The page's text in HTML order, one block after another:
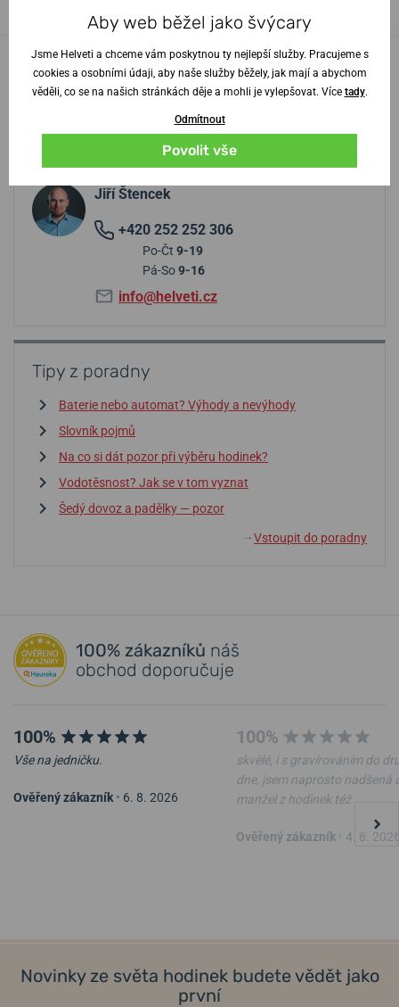
11 900 Kč 6 500 Kč
Potřebujete radu? Obraťte se na
Jiří Štencek
+420 252 252 306
Po-Čt 9-19
Pá-So9-16
info@helveti.cz
Tipy z poradny
Baterie nebo automat? Výhody a nevýhody
Slovník pojmů
Na co si dát pozor při výběru hodinek?
Vodotěsnost? Jak se v tom vyznat
Šedý dovoz a padělky — pozor
↓ Vstoupit do poradny
100% zákazníků náš
obchod doporučuje
100%
Vše na jedničku.
Ověřený zákazník • 6. 8. 2026
100%
skvělé, i s gravírováním do
dne, jsem naprosto nadšená
manžel z hodinek též
Ověřený zákazník 4. 8.
Novinky ze světa hodinek budete vědět jako
první
Aby web běžel jako švýcary
Jsme Helveti a chceme vám poskytnou ty nejlepší služby. Pracujeme s
cookies a osobními údaji, aby naše služby běžely, jak mají a abychom
věděli, co se na našich stránkách děje a mohli je vylepšovat. Více tady.
Odmítnout
Povolit vše